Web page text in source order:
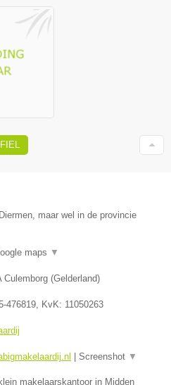
maar wel in de provincie
maps ▼
Culemborg (Gelderland)
476819 , KvK: 11050263
| Screenshot ▼
makelaarskantoor in Midden